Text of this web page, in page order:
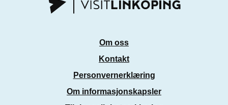
Om oss
Kontakt
Personvernerklæring
Om informasjonskapsler